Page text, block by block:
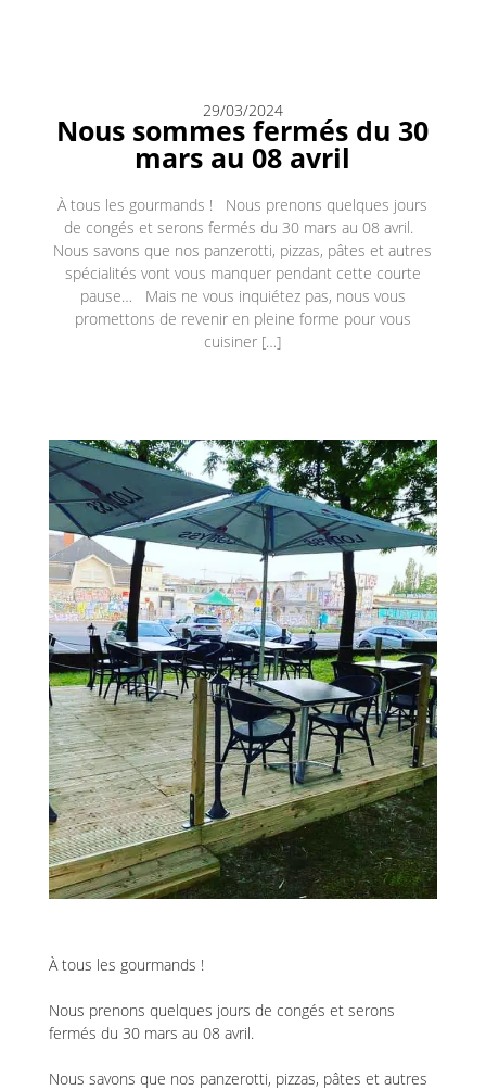
29/03/2024
Nous sommes fermés du 30
mars au 08 avril
À tous les gourmands ! Nous prenons quelques jours
de congés et serons fermés du 30 mars au 08 avril.
Nous savons que nos panzerotti, pizzas, pâtes et autres
spécialités vont vous manquer pendant cette courte
pause… Mais ne vous inquiétez pas, nous vous
promettons de revenir en pleine forme pour vous
cuisiner […]
À tous les gourmands !
Nous prenons quelques jours de congés et serons
fermés du 30 mars au 08 avril.
Nous savons que nos panzerotti, pizzas, pâtes et autres